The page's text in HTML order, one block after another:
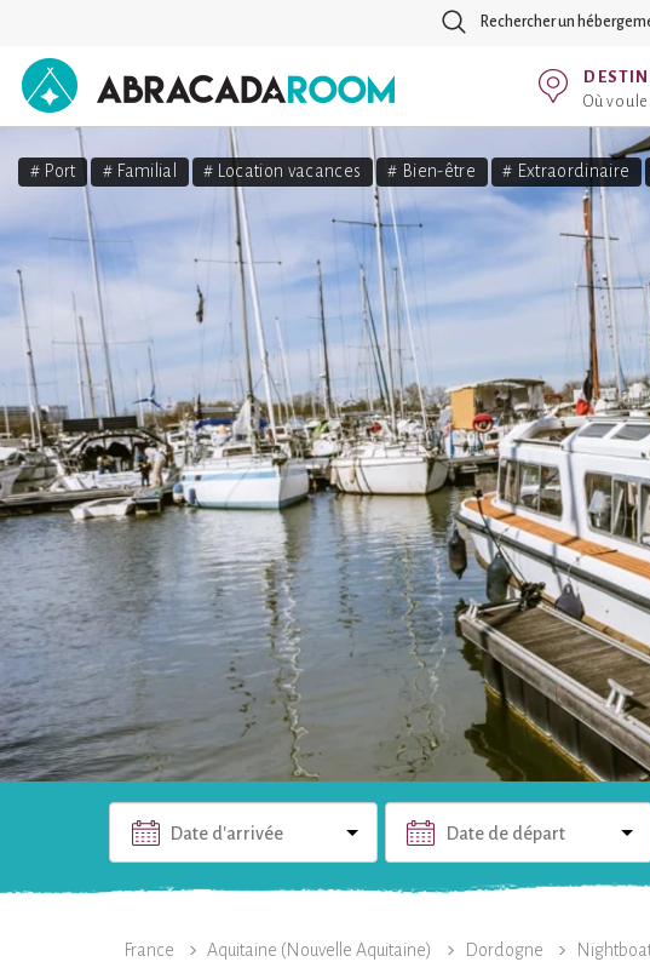
Rechercher un
AbracadaRoom
Où
# Port # Familial # Location vacances # Bien-être # Extraordinaire
Date d'arrivée Date de départ
France Aquitaine (Nouvelle Aquitaine) Dordogne